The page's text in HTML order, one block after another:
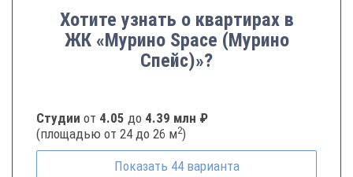
Хотите узнать о квартирах в
ЖК «Мурино Space (Мурино
Спейс)»?
Студии от 4.05 до 4.39 млн ₽
(площадью от 24 до 26 м2)
Показать 44 варианта